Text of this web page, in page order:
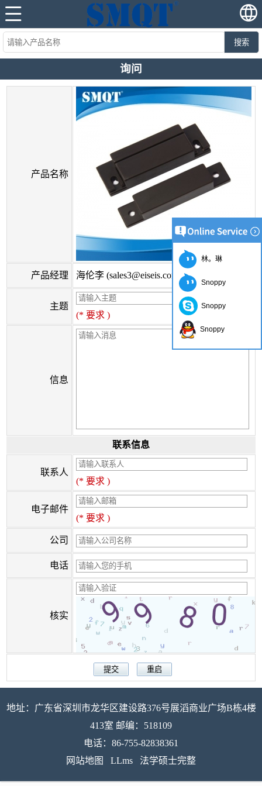
搜索
询问
产品名称
产品经理 海伦李 (sales3@eiseis.com)
主题
(* 要求 )
信息
联系信息
联系人
(* 要求 )
电子邮件
(* 要求 )
公司
电话
核实
地址：广东省深圳市龙华区建设路376号展滔商业广场B栋4楼
413室 邮编：518109
电话：86-755-82838361
网站地图
LLms 法学硕士完整
林。琳
Snoppy
Snoppy
Snoppy